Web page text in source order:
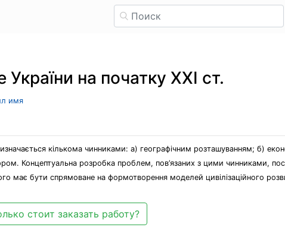
на початку ХХІ ст.
имя
кількома чинниками: а) географічним розташуванням; б)
Концептуальна розробка проблем, пов’язаних з цими чинниками,
має бути спрямоване на формотворення моделей цивілізаційного
стоит заказать работу?